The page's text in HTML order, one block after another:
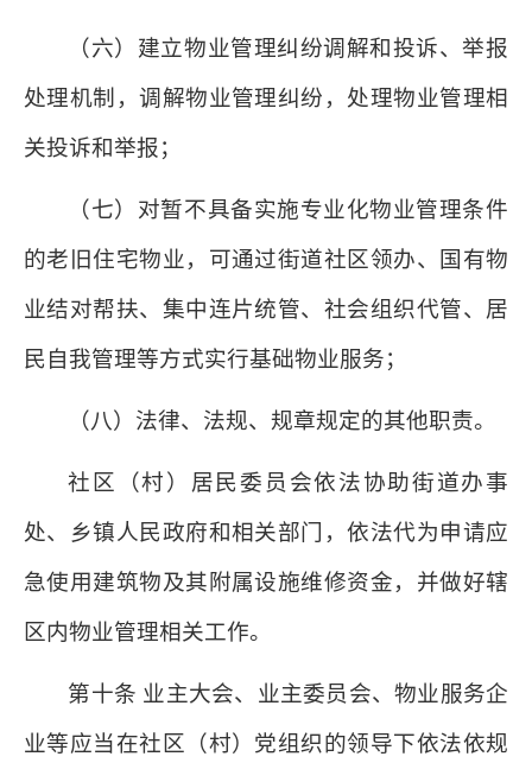
（六）建立物业管理纠纷调解和投诉、举报
处理机制，调解物业管理纠纷，处理物业管理相
关投诉和举报；
（七）对暂不具备实施专业化物业管理条件
的老旧住宅物业，可通过街道社区领办、国有物
业结对帮扶、集中连片统管、社会组织代管、居
民自我管理等方式实行基础物业服务；
（八）法律、法规、规章规定的其他职责。
社区（村）居民委员会依法协助街道办事
处、乡镇人民政府和相关部门，依法代为申请应
急使用建筑物及其附属设施维修资金，并做好辖
区内物业管理相关工作。
第十条 业主大会、业主委员会、物业服务企
业等应当在社区（村）党组织的领导下依法依规